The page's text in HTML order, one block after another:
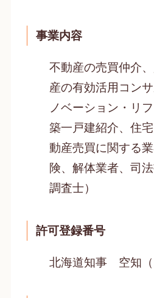
事業内容
不動産の売買仲介
産の有効活用コン
ノベーション・リ
築一戸建紹介、住
動産売買に関する
険、解体業者、司
調査士）
許可登録番号
北海道知事 空知